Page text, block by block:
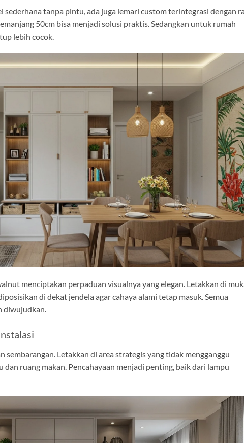
sederhana tanpa pintu, ada juga lemari custom terintegrasi dengan
50cm bisa menjadi solusi praktis. Sedangkan untuk rumah
lebih cocok.
menciptakan perpaduan visualnya yang elegan. Letakkan di
di dekat jendela agar cahaya alami tetap masuk. Semua
diwujudkan.
sembarangan. Letakkan di area strategis yang tidak mengganggu
dan ruang makan. Pencahayaan menjadi penting, baik dari lampu